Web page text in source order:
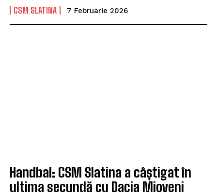
CSM SLATINA 7 Februarie 2026
Handbal: CSM Slatina a câștigat în
ultima secundă cu Dacia Mioveni